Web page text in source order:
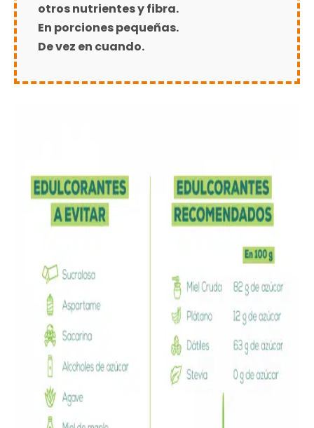
otros nutrientes y fibra.
En porciones pequeñas.
De vez en cuando.